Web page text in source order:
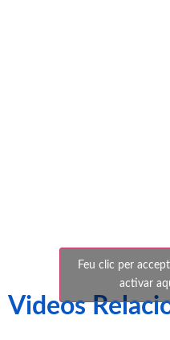
Feu clic per
activar
Videos